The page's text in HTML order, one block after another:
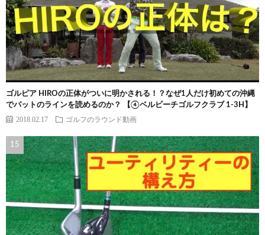
ゴルピア HIROの正体がついに明かされる！？なぜ1人だけ初めての沖縄
でパットのラインを読めるのか？ 【④ベルビーチゴルフクラブ 1-3H】
2018.02.17 ゴルフのラウンド動画